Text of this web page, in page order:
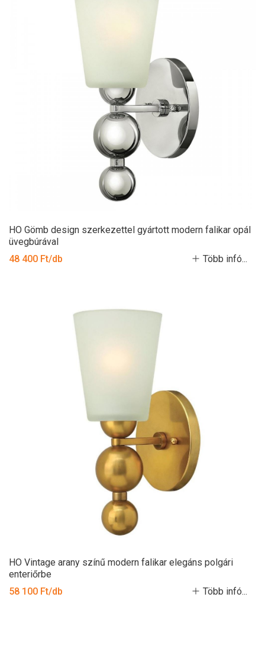
HO Gömb design szerkezettel gyártott modern falikar opál
üvegbúrával
48 400 Ft/db
Több infó...
HO Vintage arany színű modern falikar elegáns polgári
enteriőrbe
58 100 Ft/db
Több infó...